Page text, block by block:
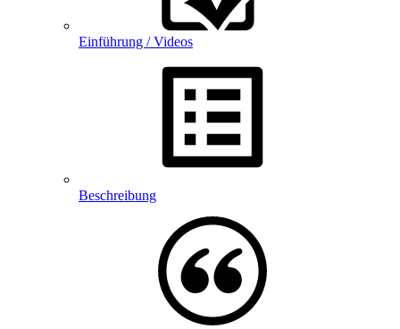
Einführung / Videos
Beschreibung